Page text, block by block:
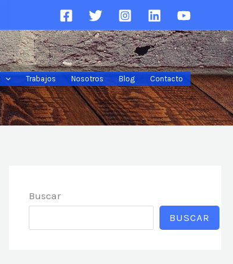
Trabajos Nosotros Blog Contacto
Buscar
BUSCAR